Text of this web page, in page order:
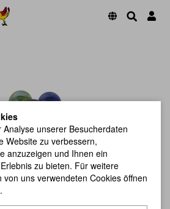
unserer Besucherdaten
Website zu verbessern,
anzuzeigen und Ihnen ein
zu bieten. Für weitere
uns verwendeten Cookies öffnen